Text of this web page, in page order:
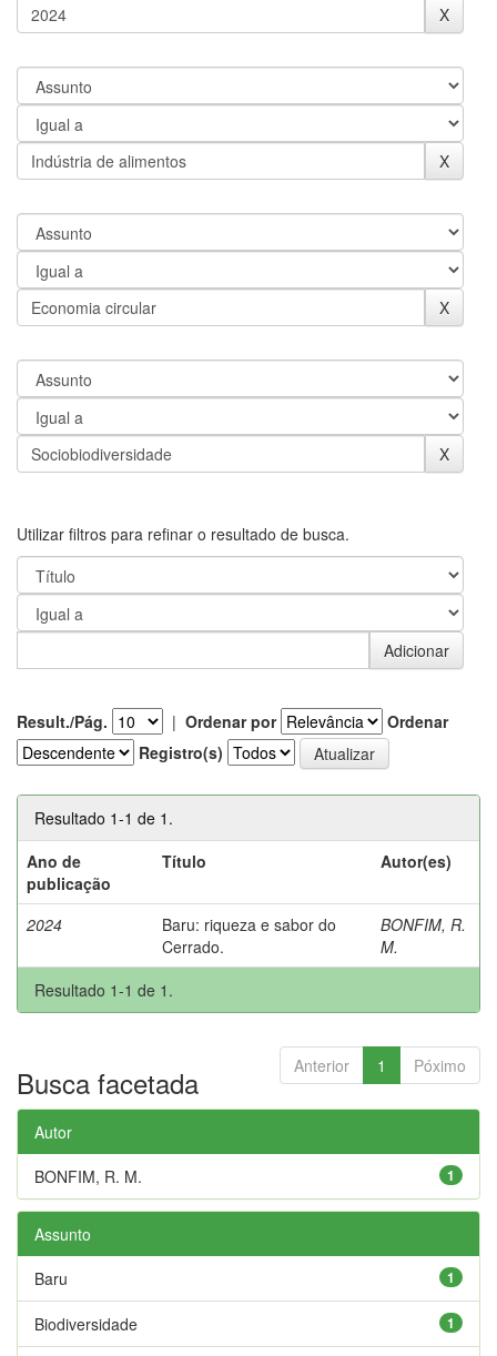
Utilizar filtros para refinar o resultado de busca.
Result./Pág. | Ordenar por
Ordenar
Registro(s)
Resultado 1-1 de 1.
Ano de
publicação
Título Autor(es)
2024
Baru: riqueza e sabor do
Cerrado.
BONFIM, R.
M.
Resultado 1-1 de 1.
Anterior 1 Póximo
Busca facetada
Autor
1
BONFIM, R. M.
Assunto
1
Baru
1
Biodiversidade